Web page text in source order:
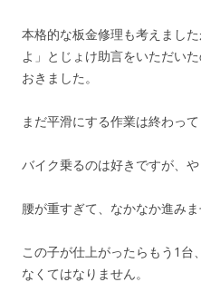
本格的な板金修理も考えまし
よ」とじょけ助言をいただい
おきました。
まだ平滑にする作業は終わって
バイク乗るのは好きですが、
腰が重すぎて、なかなか進みま
この子が仕上がったらもう1台
なくてはなりません。